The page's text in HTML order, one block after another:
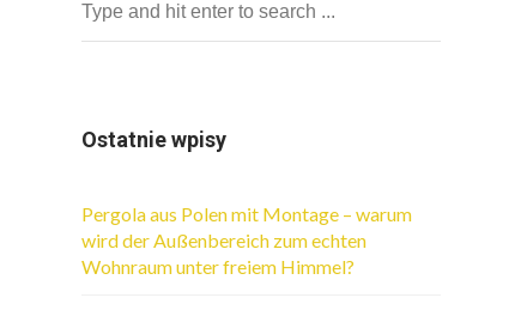
Ostatnie wpisy
Pergola aus Polen mit Montage – warum
wird der Außenbereich zum echten
Wohnraum unter freiem Himmel?